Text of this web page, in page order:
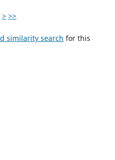
> >>
similarity search for this